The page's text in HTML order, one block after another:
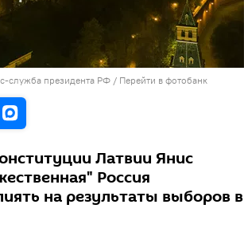
служба президента РФ / Перейти в фотобанк
Латвии Янис
Россия
на результаты выборов в